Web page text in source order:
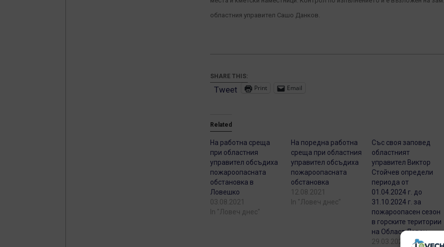
областния управител Сашо Данков.
SHARE THIS:
Tweet Print Email
Related
На работна среща
при областния
управител обсъдиха
пожароопасната
обстановка в
Ловешко
03.08.2021
In "Ловеч днес"
На поредна работна
среща при областния
управител обсъдиха
пожароопасната
обстановка
12.08.2021
In "Ловеч днес"
Със своя заповед
областният
управител Виктор
Стойчев определи
периода от
01.04.2024 г. до
31.10.2024 г. за
пожароопасен сезон
в горските територии
на Област Ловеч.
29.03.2024